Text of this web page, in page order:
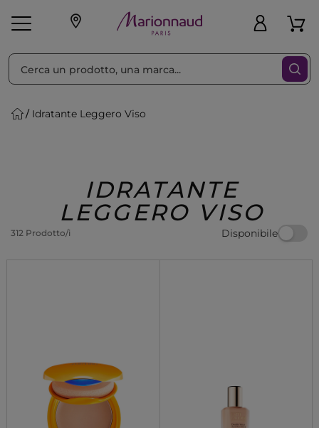
Make-up Profumi
Regalo
Idratante Leggero Viso
IDRATANTE
LEGGERO VISO
312 Prodotto/i Disponibile
Ordina per Filtra